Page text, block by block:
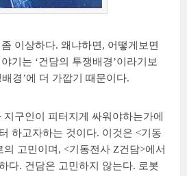
이상하다. 왜냐하면, 어떻게보면
기는 ‘건담의 투쟁배경’이라기보
경’에 더 가깝기 때문이다.
구인이 피터지게 싸워야하는가에
하고자하는 것이다. 이것은 <기동
고민이며, <기동전사 Z건담>에서
다. 건담은 고민하지 않는다. 로봇